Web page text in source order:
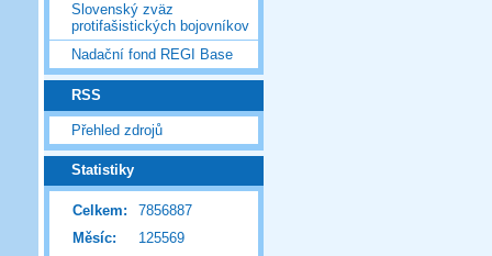
Slovenský zväz
protifašistických bojovníkov
Nadační fond REGI Base
RSS
Přehled zdrojů
Statistiky
Celkem:
7856887
Měsíc:
125569